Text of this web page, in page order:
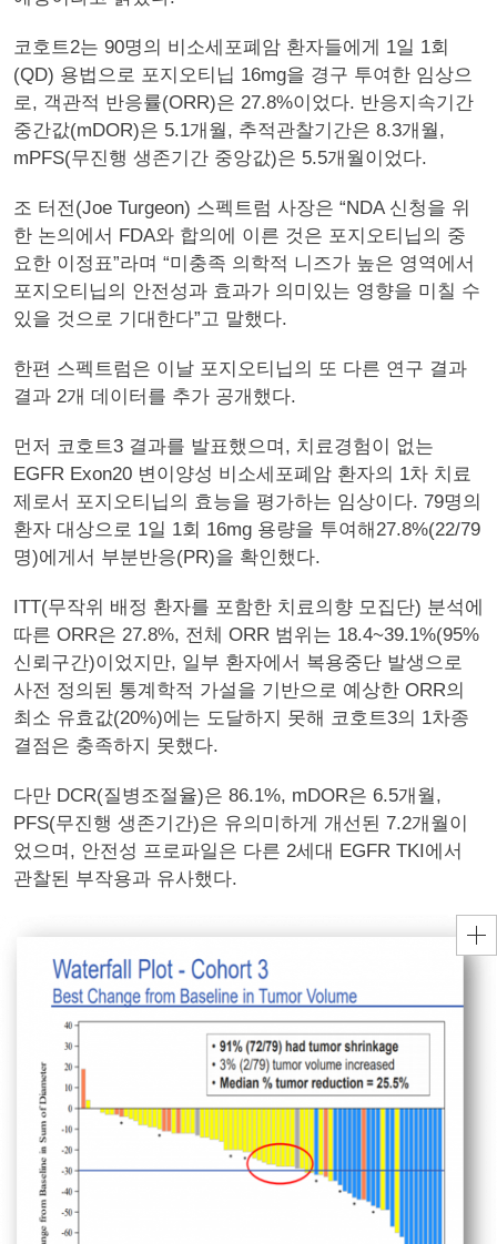
코호트2는 90명의 비소세포폐암 환자들에게 1일 1회
(QD) 용법으로 포지오티닙 16mg을 경구 투여한 임상으
로, 객관적 반응률(ORR)은 27.8%이었다. 반응지속기간
중간값(mDOR)은 5.1개월, 추적관찰기간은 8.3개월,
mPFS(무진행 생존기간 중앙값)은 5.5개월이었다.
조 터전(Joe Turgeon) 스펙트럼 사장은 “NDA 신청을 위
한 논의에서 FDA와 합의에 이른 것은 포지오티닙의 중
요한 이정표”라며 “미충족 의학적 니즈가 높은 영역에서
포지오티닙의 안전성과 효과가 의미있는 영향을 미칠 수
있을 것으로 기대한다”고 말했다.
한편 스펙트럼은 이날 포지오티닙의 또 다른 연구 결과
결과 2개 데이터를 추가 공개했다.
먼저 코호트3 결과를 발표했으며, 치료경험이 없는
EGFR Exon20 변이양성 비소세포폐암 환자의 1차 치료
제로서 포지오티닙의 효능을 평가하는 임상이다. 79명의
환자 대상으로 1일 1회 16mg 용량을 투여해27.8%(22/79
명)에게서 부분반응(PR)을 확인했다.
ITT(무작위 배정 환자를 포함한 치료의향 모집단) 분석에
따른 ORR은 27.8%, 전체 ORR 범위는 18.4~39.1%(95%
신뢰구간)이었지만, 일부 환자에서 복용중단 발생으로
사전 정의된 통계학적 가설을 기반으로 예상한 ORR의
최소 유효값(20%)에는 도달하지 못해 코호트3의 1차종
결점은 충족하지 못했다.
다만 DCR(질병조절율)은 86.1%, mDOR은 6.5개월,
PFS(무진행 생존기간)은 유의미하게 개선된 7.2개월이
었으며, 안전성 프로파일은 다른 2세대 EGFR TKI에서
관찰된 부작용과 유사했다.